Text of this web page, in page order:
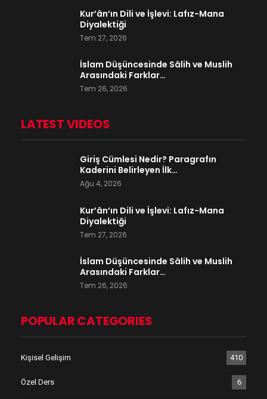
Kur’ân’ın Dili ve İşlevi: Lafız-Mana
Diyalektiği
Tem 27, 2026
İslam Düşüncesinde Sâlih ve Muslih
Arasındaki Farklar…
Tem 26, 2026
LATEST VIDEOS
Giriş Cümlesi Nedir? Paragrafın
Kaderini Belirleyen İlk…
Ağu 4, 2026
Kur’ân’ın Dili ve İşlevi: Lafız-Mana
Diyalektiği
Tem 27, 2026
İslam Düşüncesinde Sâlih ve Muslih
Arasındaki Farklar…
Tem 26, 2026
POPULAR CATEGORIES
Kişisel Gelişim 410
Özel Ders 6